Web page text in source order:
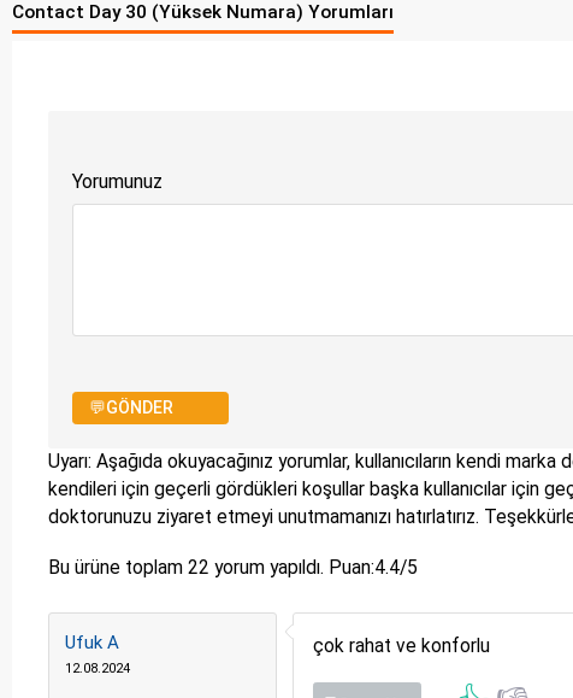
Contact Day 30 (Yüksek Numara) Yorumları
Yorumunuz
💬GÖNDER
Uyarı: Aşağıda okuyacağınız yorumlar, kullanıcıların kendi
kendileri için geçerli gördükleri koşullar başka kullanıcılar için
doktorunuzu ziyaret etmeyi unutmamanızı hatırlatırız.
Bu ürüne toplam 22 yorum yapıldı. Puan:4.4/5
Ufuk A
12.08.2024
çok rahat ve konforlu